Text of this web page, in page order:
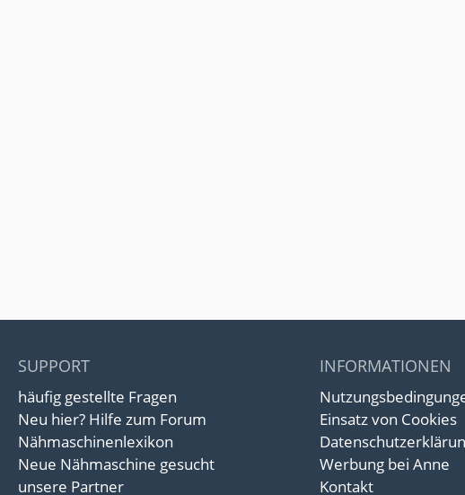
SUPPORT
häufig gestellte Fragen
Neu hier? Hilfe zum Forum
Nähmaschinenlexikon
Neue Nähmaschine gesucht
unsere Partner
INFORMATIONEN
Einsatz von Cookies
Werbung bei Anne
Kontakt